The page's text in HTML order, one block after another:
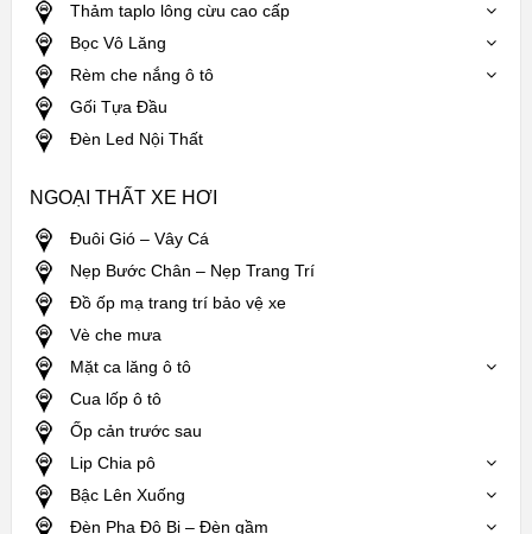
Thảm taplo lông cừu cao cấp
Bọc Vô Lăng
Rèm che nắng ô tô
Gối Tựa Đầu
Đèn Led Nội Thất
NGOẠI THẤT XE HƠI
Đuôi Gió – Vây Cá
Nẹp Bước Chân – Nẹp Trang Trí
Đồ ốp mạ trang trí bảo vệ xe
Vè che mưa
Mặt ca lăng ô tô
Cua lốp ô tô
Ốp cản trước sau
Lip Chia pô
Bậc Lên Xuống
Đèn Pha Độ Bi – Đèn gầm